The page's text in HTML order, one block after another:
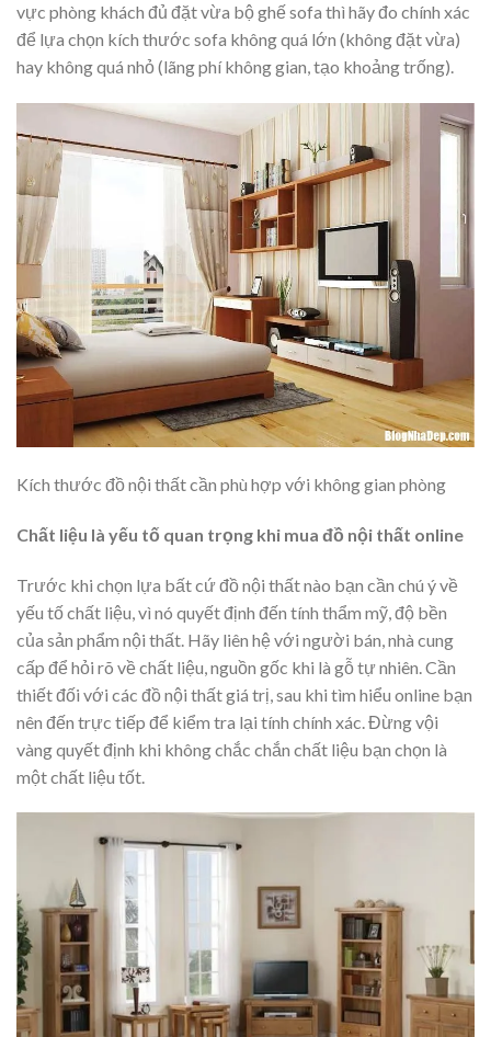
vực phòng khách đủ đặt vừa bộ ghế sofa thì hãy đo chính xác
để lựa chọn kích thước sofa không quá lớn (không đặt vừa)
hay không quá nhỏ (lãng phí không gian, tạo khoảng trống).
Kích thước đồ nội thất cần phù hợp với không gian phòng
Chất liệu là yếu tố quan trọng khi mua đồ nội thất online
Trước khi chọn lựa bất cứ đồ nội thất nào bạn cần chú ý về
yếu tố chất liệu, vì nó quyết định đến tính thẩm mỹ, độ bền
của sản phẩm nội thất. Hãy liên hệ với người bán, nhà cung
cấp để hỏi rõ về chất liệu, nguồn gốc khi là gỗ tự nhiên. Cần
thiết đối với các đồ nội thất giá trị, sau khi tìm hiểu online bạn
nên đến trực tiếp để kiểm tra lại tính chính xác. Đừng vội
vàng quyết định khi không chắc chắn chất liệu bạn chọn là
một chất liệu tốt.